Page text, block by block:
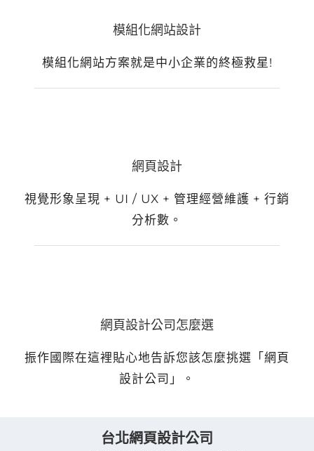
模組化網站設計
模組化網站方案就是中小企業的終極救星!
網頁設計
視覺形象呈現 + UI / UX + 管理經營維護 + 行銷
分析數。
網頁設計公司怎麼選
振作國際在這裡貼心地告訴您該怎麼挑選「網頁
設計公司」。
台北網頁設計公司